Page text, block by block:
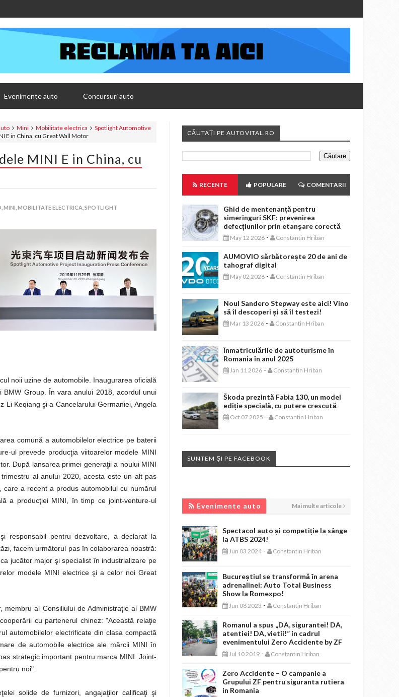
Evenimente auto Concursuri auto
Mini Mobilitate electrica
Spotlight Automotive
E in China, cu Great Wall Motor
MINI E in China, cu
MINI, MOBILITATE ELECTRICA, SPOTLIGHT
noii uzine de automobile. Inaugurarea oficială
Group. În vara anului 2018, acordul unui
Li Keqiang şi a Cancelarului Germaniei, Angela
comună a automobilelor electrice pe baterii
ul prevede producţia viitoarelor modele MINI
După lansarea primei generaţii a noului MINI
al anului 2020, acesta este un alt pas
care a recent a produs automobilul cu numărul
a producţiei MINI, în timp ce joint-venture-ul
responsabil pentru dezvoltare, a declarat la
facem următorul pas în colaborarea noastră:
jucător major şi specialist în industrializare pe
modele MINI electrice şi a celor noi Great
al Consiliului de Administraţie al BMW
cu partenerul chinez: "Această relaţie
automobilelor electrificate din clasa compactă
de automobile electrice ale mărcii MINI în
strategic important pentru marca MINI. Joint-
noi".
solide de furnizori, angajaţilor calificaţi şi
CĂUTAȚI PE AUTOVITAL.RO
RECENTE POPULARE COMENTARII
Ghid de mentenanță pentru
simeringuri SKF: prevenirea
defecțiunilor prin etanșare corectă
May 12 2026 - Constantin Hriban
AUMOVIO sărbătorește 20 de ani de
tahograf digital
May 02 2026 - Constantin Hriban
Noul Sandero Stepway este aici! Vino
să îl descoperi și să îl testezi!
Mar 13 2026 - Constantin Hriban
Înmatriculările de autoturisme în
Romania în anul 2025
Jan 11 2026 - Constantin Hriban
Škoda prezintă Fabia 130, un model
ediție specială, cu putere crescută
Oct 07 2025 - Constantin Hriban
SUNTEM ȘI PE FACEBOOK
Evenimente auto Mai multe articole
Spectacol auto și competiție la sânge
la ATBS 2024!
Jun 03 2024 - Constantin Hriban
Bucureștiul se transformă în arena
adrenalinei: Auto Total Business
Show la Romexpo!
Jun 08 2023 - Constantin Hriban
Romanul a spus „DA, sigurantei! DA,
atentiei! DA, vietii!” in cadrul
evenimentului Zero Accidente by ZF
Jul 10 2019 - Constantin Hriban
Zero Accidente – O campanie a
Grupului ZF pentru siguranta rutiera
in Romania